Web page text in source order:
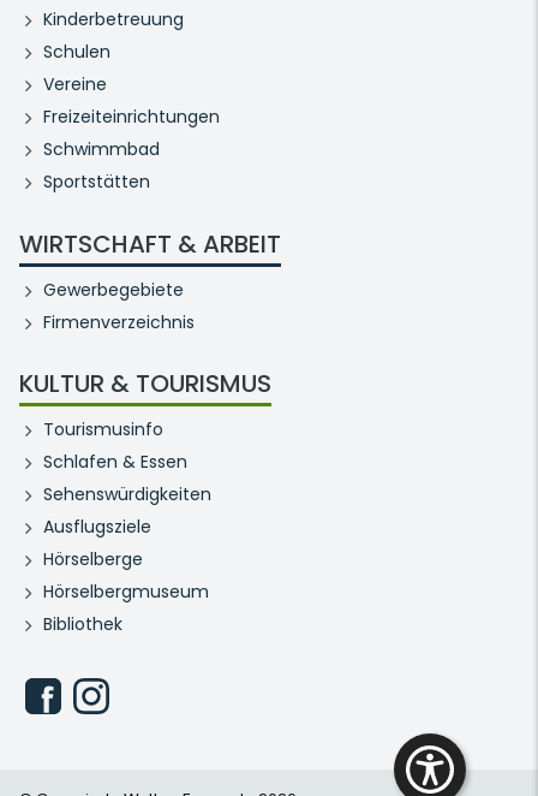
Kinderbetreuung
Schulen
Vereine
Freizeiteinrichtungen
Schwimmbad
Sportstätten
WIRTSCHAFT & ARBEIT
Gewerbegebiete
Firmenverzeichnis
KULTUR & TOURISMUS
Tourismusinfo
Schlafen & Essen
Sehenswürdigkeiten
Ausflugsziele
Hörselberge
Hörselbergmuseum
Bibliothek